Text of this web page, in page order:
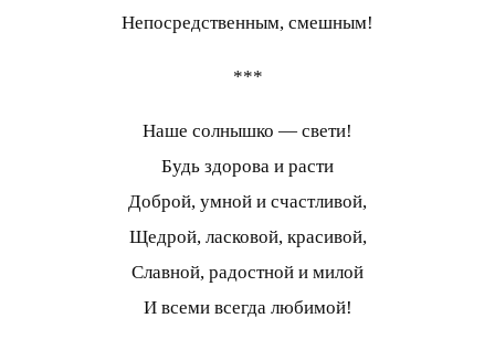
Непосредственным, смешным!
***
Наше солнышко — свети!
Будь здорова и расти
Доброй, умной и счастливой,
Щедрой, ласковой, красивой,
Славной, радостной и милой
И всеми всегда любимой!